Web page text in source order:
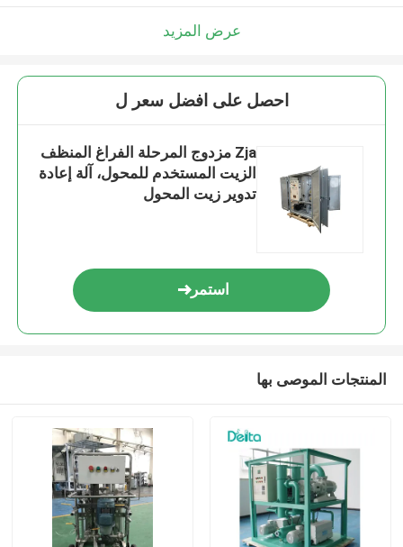
عرض المزيد
احصل على افضل سعر ل
Zja مزدوج المرحلة الفراغ المنظف
الزيت المستخدم للمحول، آلة إعادة
تدوير زيت المحول
استمر
المنتجات الموصى بها